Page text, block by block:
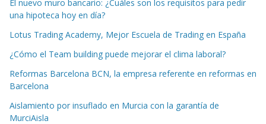
El nuevo muro bancario: ¿Cuáles son los requisitos para pedir
una hipoteca hoy en día?
Lotus Trading Academy, Mejor Escuela de Trading en España
¿Cómo el Team building puede mejorar el clima laboral?
Reformas Barcelona BCN, la empresa referente en reformas en
Barcelona
Aislamiento por insuflado en Murcia con la garantía de
MurciAisla